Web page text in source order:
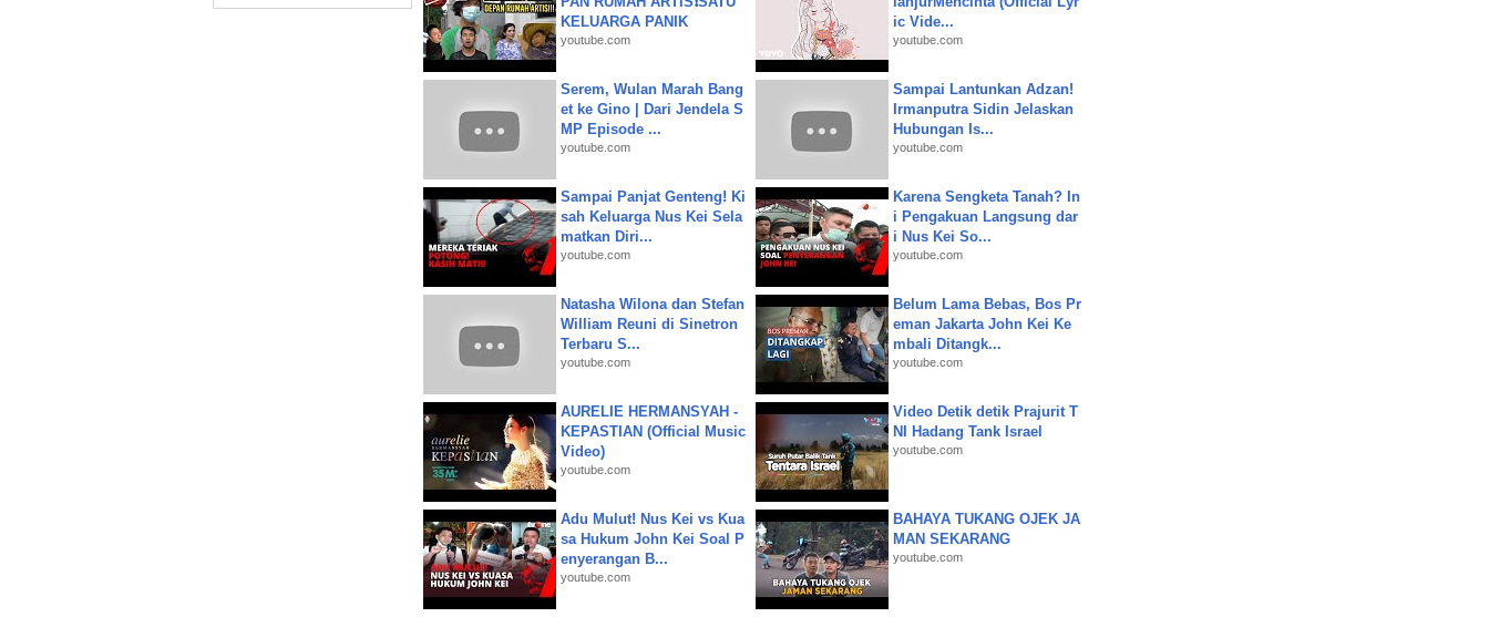
KELUARGA PANIK
youtube.com
ic Vide...
youtube.com
Serem, Wulan Marah Bang
et ke Gino | Dari Jendela S
MP Episode ...
youtube.com
Sampai Lantunkan Adzan!
Irmanputra Sidin Jelaskan
Hubungan Is...
youtube.com
Sampai Panjat Genteng! Ki
sah Keluarga Nus Kei Sela
matkan Diri...
youtube.com
Karena Sengketa Tanah? In
i Pengakuan Langsung dar
i Nus Kei So...
youtube.com
Natasha Wilona dan Stefan
William Reuni di Sinetron
Terbaru S...
youtube.com
Belum Lama Bebas, Bos Pr
eman Jakarta John Kei Ke
mbali Ditangk...
youtube.com
AURELIE HERMANSYAH -
KEPASTIAN (Official Music
Video)
youtube.com
Video Detik detik Prajurit T
NI Hadang Tank Israel
youtube.com
Adu Mulut! Nus Kei vs Kua
sa Hukum John Kei Soal P
enyerangan B...
youtube.com
BAHAYA TUKANG OJEK JA
MAN SEKARANG
youtube.com